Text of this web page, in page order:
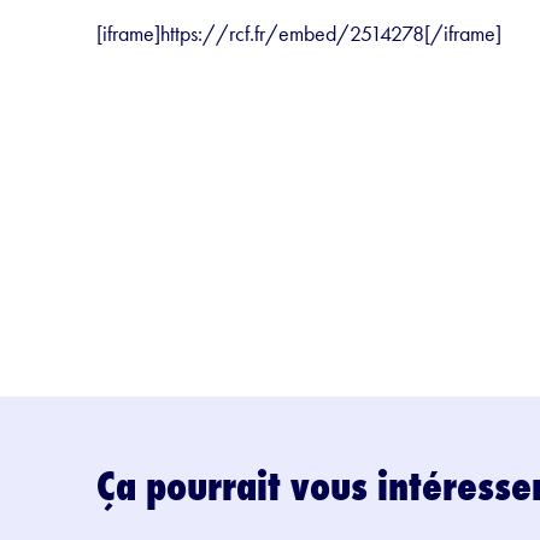
[iframe]https://rcf.fr/embed/2514278[/iframe]
Ça pourrait vous